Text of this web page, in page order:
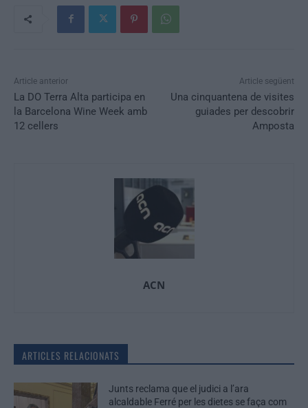
Article anterior
La DO Terra Alta participa en
la Barcelona Wine Week amb
12 cellers
Article següent
Una cinquantena de visites
guiades per descobrir
Amposta
ACN
ARTICLES RELACIONATS
Junts reclama que el judici a l’ara
alcaldable Ferré per les dietes se faça com